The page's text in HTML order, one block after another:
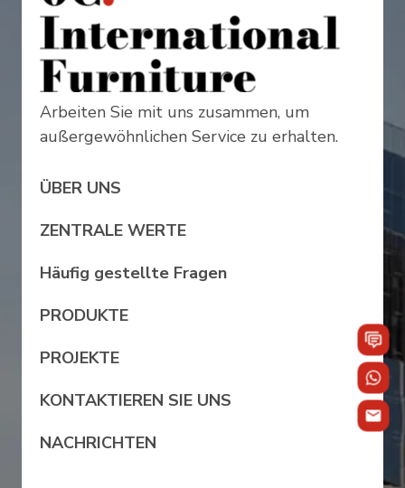
Arbeiten Sie mit uns zusammen, um
außergewöhnlichen Service zu erhalten.
ÜBER UNS
ZENTRALE WERTE
Häufig gestellte Fragen
PRODUKTE
PROJEKTE
KONTAKTIEREN SIE UNS
NACHRICHTEN